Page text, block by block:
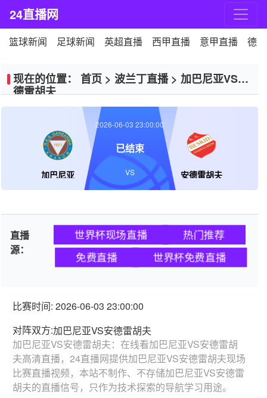
24直播网
篮球新闻 足球新闻 英超直播 西甲直播 意甲直播 德
现在的位置： 首页 > 波兰丁直播> 加巴尼亚VS安
德雷胡夫
加巴尼亚 安德雷胡夫
2026-06-03 23:00:00
已结束
VS
直播
源：
世界杯现场直播
热门推荐
免费直播
世界杯免费直播
比赛时间: 2026-06-03 23:00:00
对阵双方:加巴尼亚VS安德雷胡夫
加巴尼亚VS安德雷胡夫：在线看加巴尼亚VS安德雷胡
夫高清直播，24直播网提供加巴尼亚VS安德雷胡夫现场
比赛直播视频，本站不制作、不存储加巴尼亚VS安德雷
胡夫的直播信号，只作为技术探索的导航学习用途。